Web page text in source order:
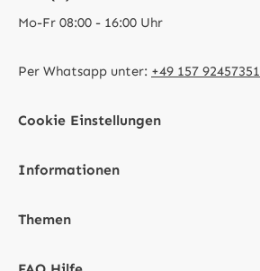
Mo-Fr 08:00 - 16:00 Uhr
Per Whatsapp unter: +49 157 92457351
Cookie Einstellungen
Informationen
Themen